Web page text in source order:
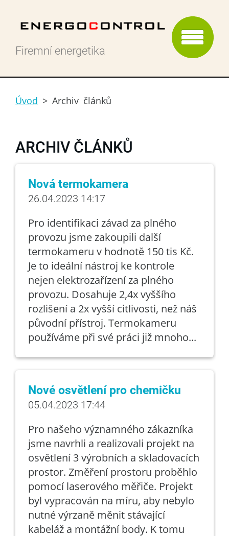
Firemní energetika
Úvod > Archiv článků
ARCHIV ČLÁNKŮ
Nová termokamera
26.04.2023 14:17
Pro identifikaci závad za plného
provozu jsme zakoupili další
termokameru v hodnotě 150 tis Kč.
Je to ideální nástroj ke kontrole
nejen elektrozařízení za plného
provozu. Dosahuje 2,4x vyššího
rozlišení a 2x vyšší citlivosti, než náš
původní přístroj. Termokameru
používáme při své práci již mnoho...
Nové osvětlení pro chemičku
05.04.2023 17:44
Pro našeho významného zákazníka
jsme navrhli a realizovali projekt na
osvětlení 3 výrobních a skladovacích
prostor. Změření prostoru proběhlo
pomocí laserového měřiče. Projekt
byl vypracován na míru, aby nebylo
nutné výrzaně měnit stávající
kabeláž a montážní body. K tomu